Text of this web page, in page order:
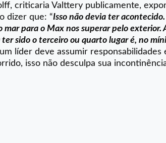
criticaria Valttery publicamente,
dizer que: “Isso não devia ter
mar para o Max nos superar pelo
sido o terceiro ou quarto lugar é, no
líder deve assumir
isso não desculpa sua